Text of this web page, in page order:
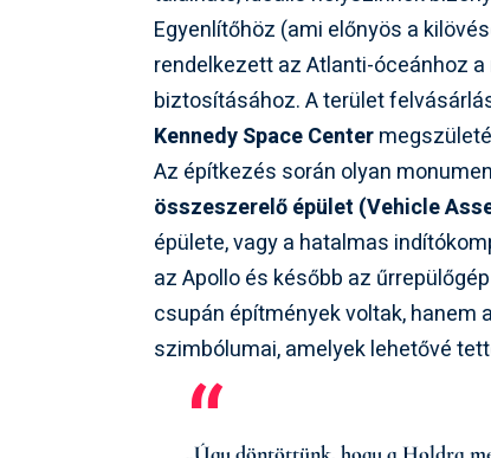
Egyenlítőhöz (ami előnyös a
rendelkezett az Atlanti-óceánhoz
biztosításához. A terület
Kennedy Space Center
Az építkezés során olyan
összeszerelő épület (Vehicle
épülete, vagy a hatalmas
az Apollo és később az
csupán építmények voltak,
szimbólumai, amelyek lehetővé